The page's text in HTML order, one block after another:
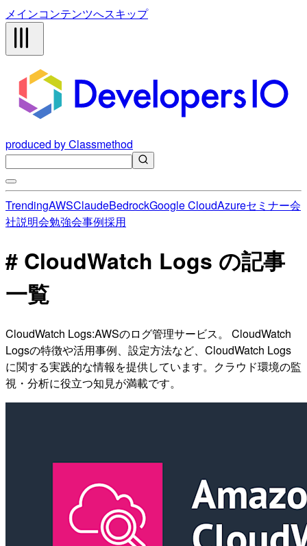
メインコンテンツへスキップ
produced by Classmethod
TrendingAWSClaudeBedrockGoogle CloudAzureセミナー会
社説明会勉強会事例採用
# CloudWatch Logs の記事
一覧
CloudWatch Logs:AWSのログ管理サービス。 CloudWatch
Logsの特徴や活用事例、設定方法など、CloudWatch Logs
に関する実践的な情報を提供しています。クラウド環境の監
視・分析に役立つ知見が満載です。